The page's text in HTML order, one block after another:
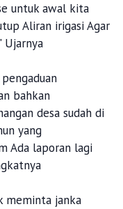
untuk awal kita
Aliran irigasi Agar
Ujarnya
bahkan
desa sudah di
yang
Ada laporan lagi
meminta janka